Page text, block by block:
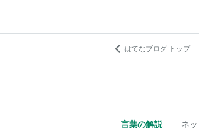
はてなブログ トップ
言葉の解説 ネ